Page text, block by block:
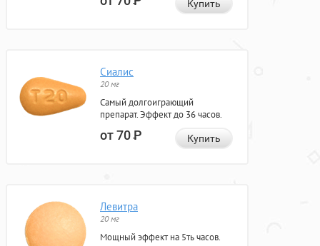
Купить
Сиалис
20 мг
Самый долгоиграющий
препарат. Эффект до 36 часов.
от 70Р Купить
Левитра
20 мг
Мощный эффект на 5ть часов.